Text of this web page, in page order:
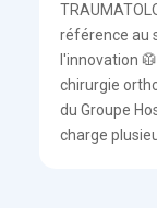
référence au
l'innovation
chirurgie
du Groupe
charge